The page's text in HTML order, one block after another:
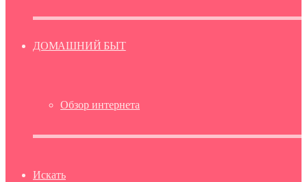
ДОМАШНИЙ БЫТ
Обзор интернета
Искать